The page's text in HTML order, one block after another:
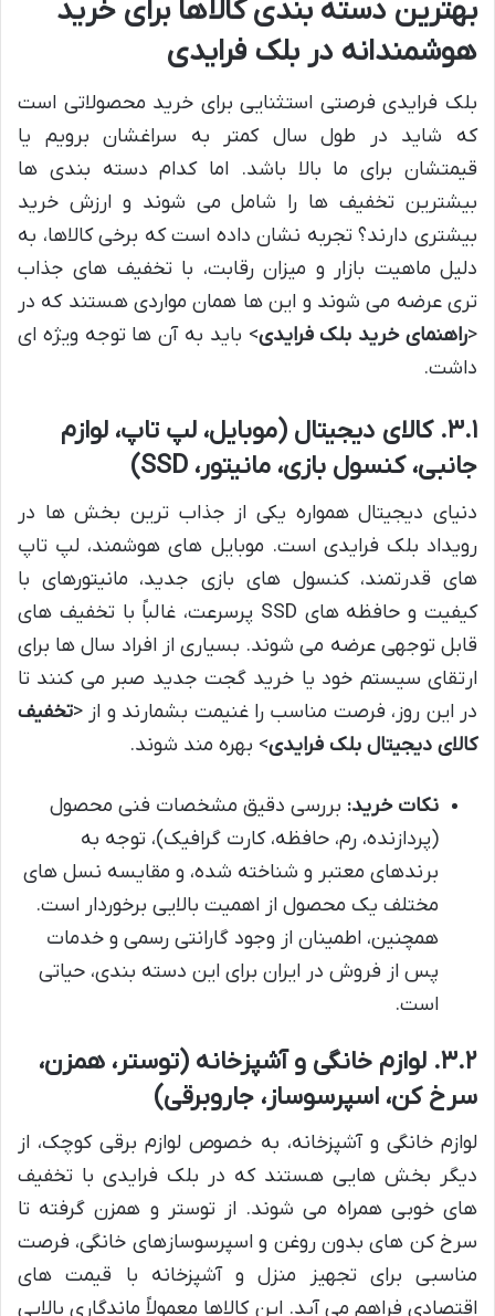
بهترین دسته بندی کالاها برای خرید
هوشمندانه در بلک فرایدی
بلک فرایدی فرصتی استثنایی برای خرید محصولاتی است
که شاید در طول سال کمتر به سراغشان برویم یا
قیمتشان برای ما بالا باشد. اما کدام دسته بندی ها
بیشترین تخفیف ها را شامل می شوند و ارزش خرید
بیشتری دارند؟ تجربه نشان داده است که برخی کالاها، به
دلیل ماهیت بازار و میزان رقابت، با تخفیف های جذاب
تری عرضه می شوند و این ها همان مواردی هستند که در
<راهنمای خرید بلک فرایدی> باید به آن ها توجه ویژه ای
داشت.
۳.۱. کالای دیجیتال (موبایل، لپ تاپ، لوازم
جانبی، کنسول بازی، مانیتور، SSD)
دنیای دیجیتال همواره یکی از جذاب ترین بخش ها در
رویداد بلک فرایدی است. موبایل های هوشمند، لپ تاپ
های قدرتمند، کنسول های بازی جدید، مانیتورهای با
کیفیت و حافظه های SSD پرسرعت، غالباً با تخفیف های
قابل توجهی عرضه می شوند. بسیاری از افراد سال ها برای
ارتقای سیستم خود یا خرید گجت جدید صبر می کنند تا
در این روز، فرصت مناسب را غنیمت بشمارند و از <تخفیف
کالای دیجیتال بلک فرایدی> بهره مند شوند.
نکات خرید: بررسی دقیق مشخصات فنی محصول
(پردازنده، رم، حافظه، کارت گرافیک)، توجه به
برندهای معتبر و شناخته شده، و مقایسه نسل های
مختلف یک محصول از اهمیت بالایی برخوردار است.
همچنین، اطمینان از وجود گارانتی رسمی و خدمات
پس از فروش در ایران برای این دسته بندی، حیاتی
است.
۳.۲. لوازم خانگی و آشپزخانه (توستر، همزن،
سرخ کن، اسپرسوساز، جاروبرقی)
لوازم خانگی و آشپزخانه، به خصوص لوازم برقی کوچک، از
دیگر بخش هایی هستند که در بلک فرایدی با تخفیف
های خوبی همراه می شوند. از توستر و همزن گرفته تا
سرخ کن های بدون روغن و اسپرسوسازهای خانگی، فرصت
مناسبی برای تجهیز منزل و آشپزخانه با قیمت های
اقتصادی فراهم می آید. این کالاها معمولاً ماندگاری بالایی